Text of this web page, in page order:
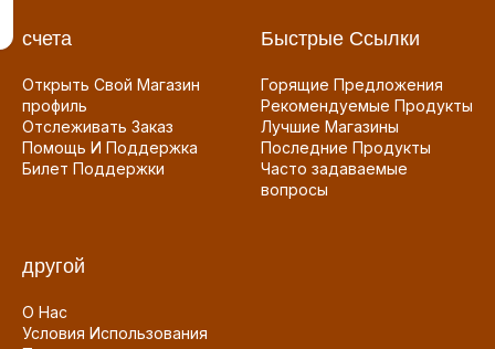
счета
Открыть Свой Магазин
профиль
Отслеживать Заказ
Помощь И Поддержка
Билет Поддержки
Быстрые Ссылки
Горящие Предложения
Рекомендуемые Продукты
Лучшие Магазины
Последние Продукты
Часто задаваемые
вопросы
другой
О Нас
Условия Использования